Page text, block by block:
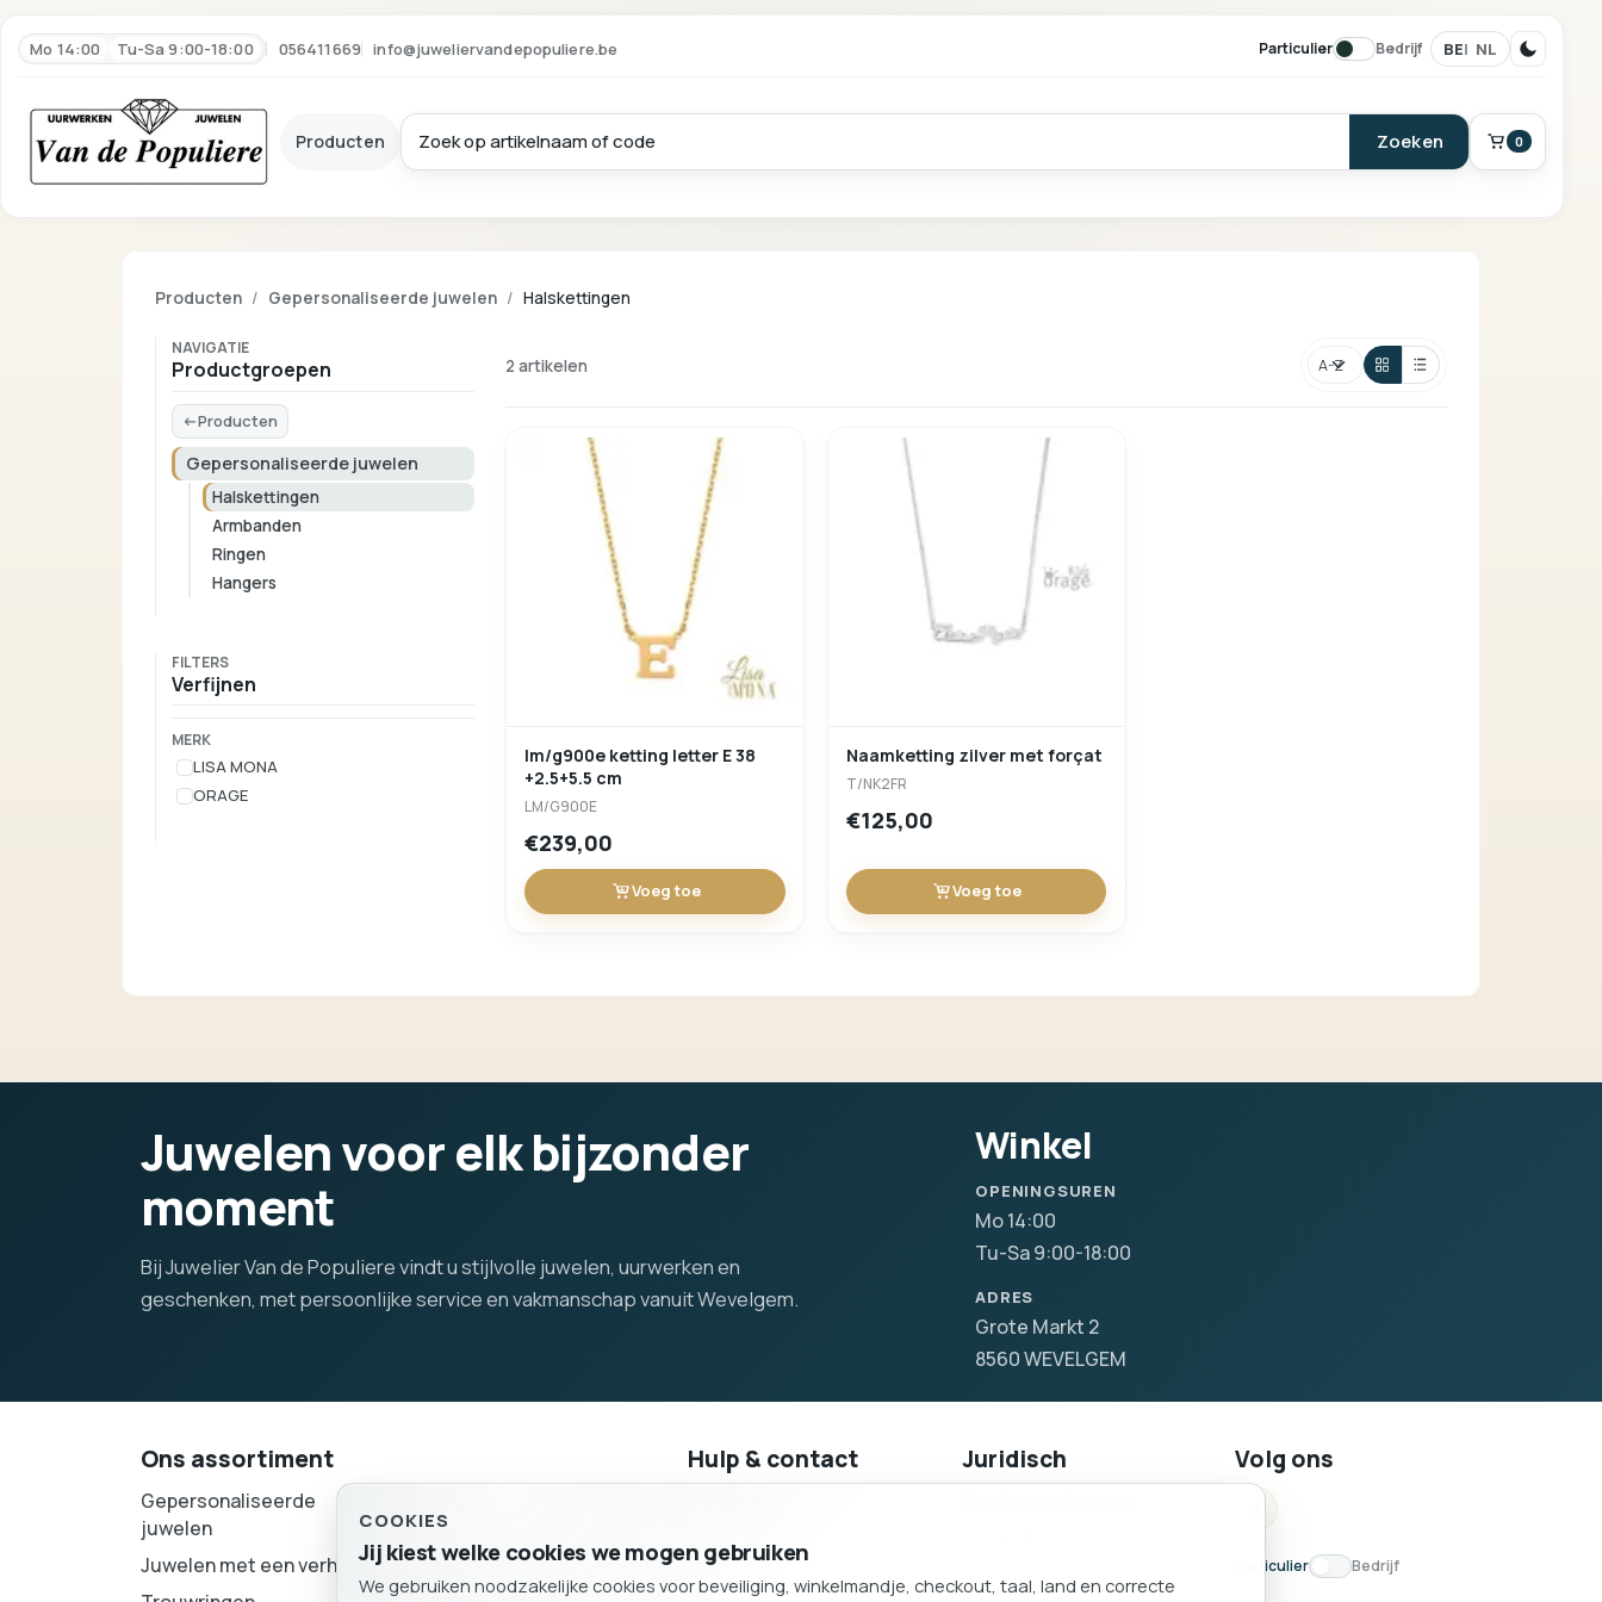
Mo 14:00 Tu-Sa 9:00-18:00 056411669 info@juweliervandepopuliere.be Particulier Bedrijf BE NL
Producten Zoeken 0
Producten Gepersonaliseerde juwelen Halskettingen
NAVIGATIE
Productgroepen
Producten
Gepersonaliseerde juwelen
Halskettingen
Armbanden
Ringen
Hangers
FILTERS
Verfijnen
MERK
LISA MONA
ORAGE
2 artikelen Sorteren
lm/g900e ketting letter E 38
+2.5+5.5 cm
LM/G900E
€239,00
Voeg toe
Naamketting zilver met forçat
T/NK2FR
€125,00
Voeg toe
Juwelen voor elk bijzonder
moment
Bij Juwelier Van de Populiere vindt u stijlvolle juwelen, uurwerken en
geschenken, met persoonlijke service en vakmanschap vanuit Wevelgem.
Winkel
OPENINGSUREN
Mo 14:00
Tu-Sa 9:00-18:00
ADRES
Grote Markt 2
8560 WEVELGEM
Ons assortiment
Gepersonaliseerde
juwelen
Juwelen met een verhaal
Verlovingsringen
Parels
Hulp & contact
Sitemap
Juridisch Volg ons
Particulier Bedrijf
COOKIES
Jij kiest welke cookies we mogen gebruiken
We gebruiken noodzakelijke cookies voor beveiliging, winkelmandje, checkout, taal, land en correcte